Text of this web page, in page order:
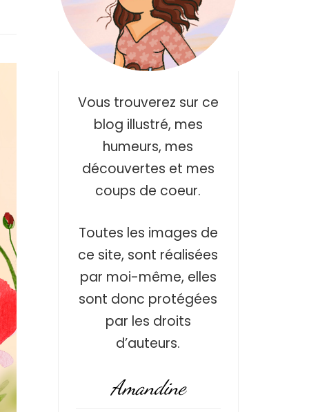
Vous trouverez sur ce
blog illustré, mes
humeurs, mes
découvertes et mes
coups de coeur.
Toutes les images de
ce site, sont réalisées
par moi-même, elles
sont donc protégées
par les droits
d’auteurs.
Amandine